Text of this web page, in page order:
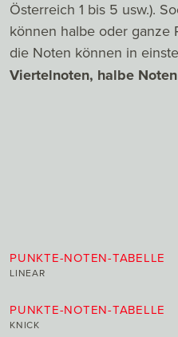
Österreich 1 bis 5 usw.).
können halbe oder ganze
die Noten können in
Viertelnoten, halbe Noten
PUNKTE-NOTEN-TABELLE
LINEAR
PUNKTE-NOTEN-TABELLE
KNICK